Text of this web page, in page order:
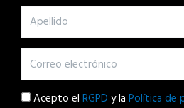
Acepto el RGPD y la Política de